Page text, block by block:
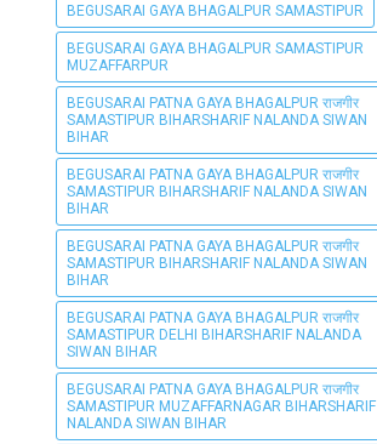
BEGUSARAI GAYA BHAGALPUR SAMASTIPUR
BEGUSARAI GAYA BHAGALPUR SAMASTIPUR
MUZAFFARPUR
BEGUSARAI PATNA GAYA BHAGALPUR राजगीर
SAMASTIPUR BIHARSHARIF NALANDA SIWAN
BIHAR
BEGUSARAI PATNA GAYA BHAGALPUR राजगीर
SAMASTIPUR BIHARSHARIF NALANDA SIWAN
BIHAR
BEGUSARAI PATNA GAYA BHAGALPUR राजगीर
SAMASTIPUR BIHARSHARIF NALANDA SIWAN
BIHAR
BEGUSARAI PATNA GAYA BHAGALPUR राजगीर
SAMASTIPUR DELHI BIHARSHARIF NALANDA
SIWAN BIHAR
BEGUSARAI PATNA GAYA BHAGALPUR राजगीर
SAMASTIPUR MUZAFFARNAGAR BIHARSHARIF
NALANDA SIWAN BIHAR